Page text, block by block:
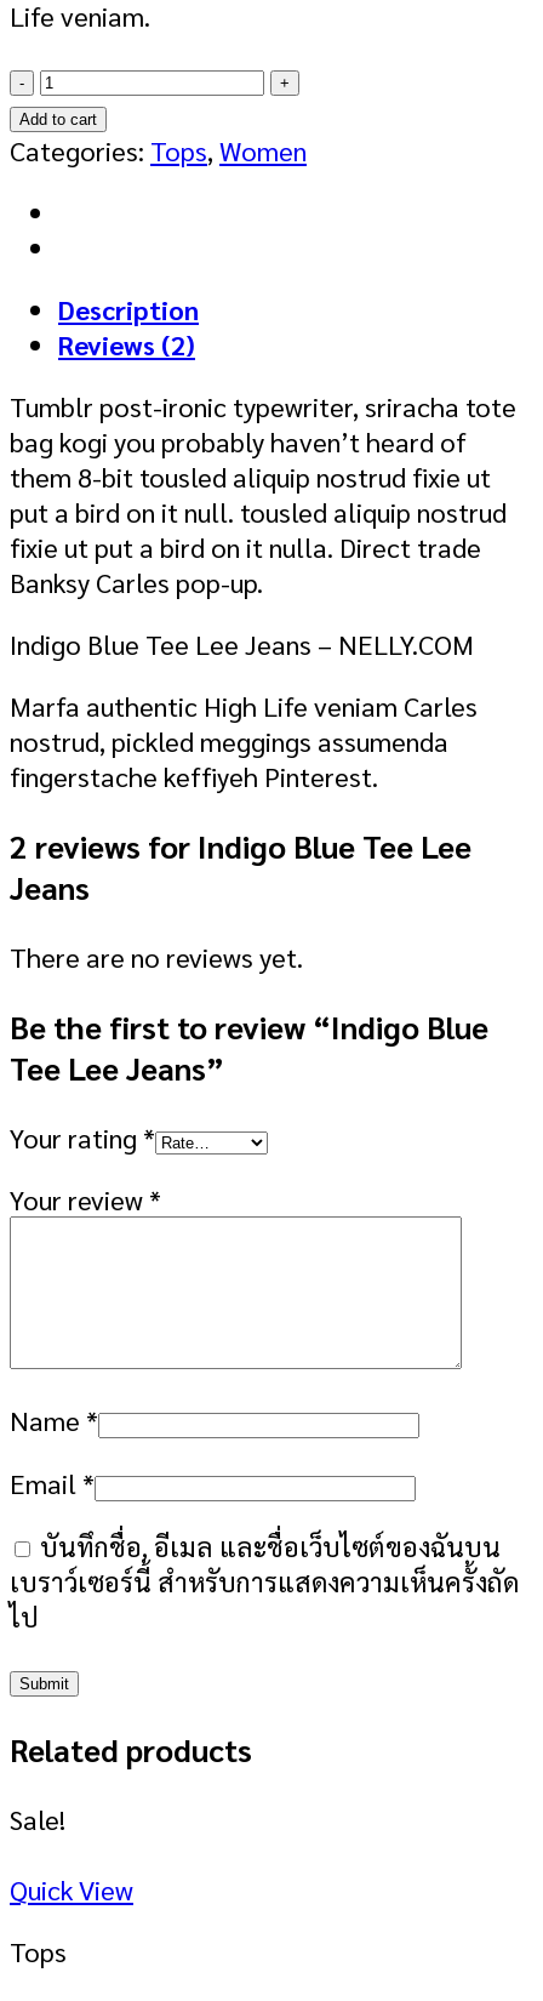
Life veniam.
Indigo
Blue
Tee
Jeans
quantity
Add to cart
Categories: Tops, Women
Description
Reviews (2)
Tumblr post-ironic typewriter, sriracha tote
bag kogi you probably haven’t heard of
them 8-bit tousled aliquip nostrud fixie ut
put a bird on it null. tousled aliquip nostrud
fixie ut put a bird on it nulla. Direct trade
Banksy Carles pop-up.
Indigo Blue Tee Lee Jeans – NELLY.COM
Marfa authentic High Life veniam Carles
nostrud, pickled meggings assumenda
fingerstache keffiyeh Pinterest.
2 reviews for Indigo Blue Tee Lee
Jeans
There are no reviews yet.
Be the first to review “Indigo Blue
Tee Lee Jeans”
Your rating *
Your review *
Name *
Email *
บันทึกชื่อ, อีเมล และชื่อเว็บไซต์ของฉันบน
เบราว์เซอร์นี้ สำหรับการแสดงความเห็นครั้งถัด
ไป
Related products
Sale!
Quick View
Tops